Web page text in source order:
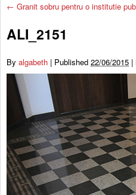
← Granit sobru pentru o institutie
ALI_2151
By algabeth | Published 22/06/2015 |